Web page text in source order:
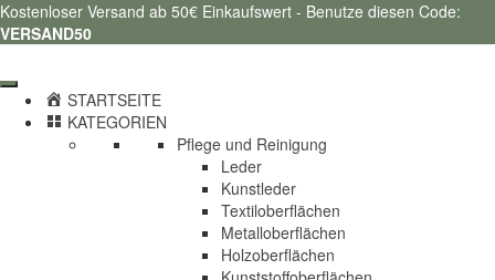
Kostenloser Versand ab 50€ Einkaufswert - Benutze diesen Code:
VERSAND50
STARTSEITE
KATEGORIEN
Pflege und Reinigung
Leder
Kunstleder
Textiloberflächen
Metalloberflächen
Holzoberflächen